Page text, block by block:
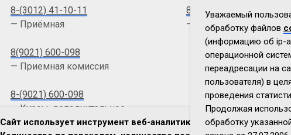
Сайт использует инструмент веб-аналитики " Яндекс Метрика"и
Уважаемый
обработку файлов
(информацию об ip-
операционной
переадресации на
пользователя) в
проведения
Продолжая
обработку
8-(3012) 41-10-11
— Приёмная
8(9021) 600-098
— Приемная комиссия
8-(9021) 600-098
— Курсы, дополнительное
образование для взрослых
8 (3012) 41-10-11
— Директор (приемная)